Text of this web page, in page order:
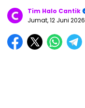
Tim Halo Cantik
Jumat, 12 Juni 2026